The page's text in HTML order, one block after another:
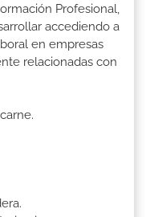
Profesional,
accediendo a
en empresas
relacionadas con